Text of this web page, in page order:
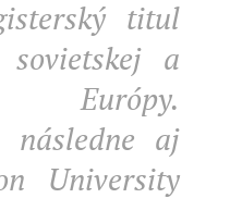
titul
a
Európy.
následne aj
University